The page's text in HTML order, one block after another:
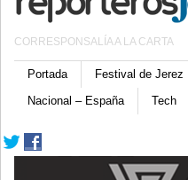
CORRESPONSALÍA A LA CARTA
Portada Festival de Jerez
Nacional – España
Tech